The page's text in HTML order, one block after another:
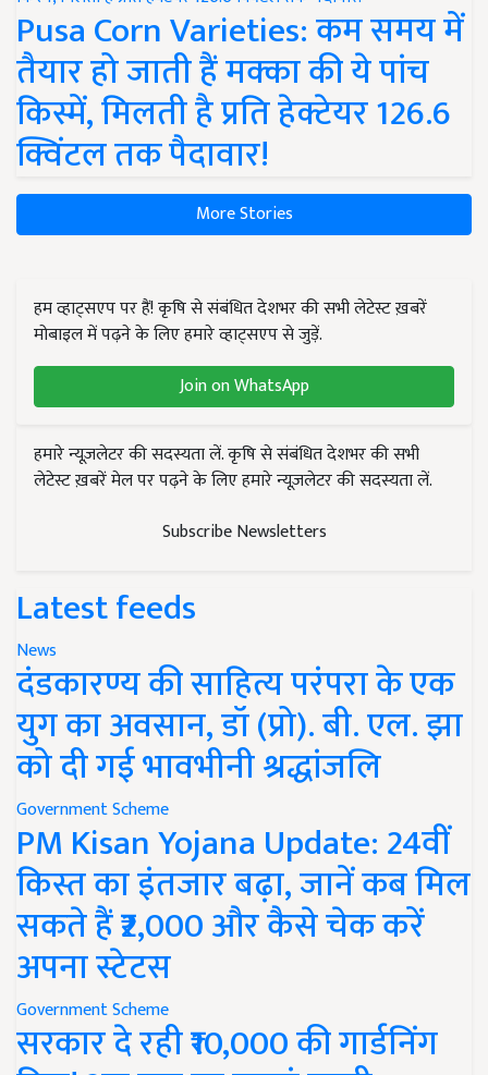
Pusa Corn Varieties: कम समय में
तैयार हो जाती हैं मक्का की ये पांच
किस्में, मिलती है प्रति हेक्टेयर 126.6
क्विंटल तक पैदावार!
More Stories
हम व्हाट्सएप पर हैं! कृषि से संबंधित देशभर की सभी लेटेस्ट ख़बरें
मोबाइल में पढ़ने के लिए हमारे व्हाट्सएप से जुड़ें.
Join on WhatsApp
हमारे न्यूज़लेटर की सदस्यता लें. कृषि से संबंधित देशभर की सभी
लेटेस्ट ख़बरें मेल पर पढ़ने के लिए हमारे न्यूज़लेटर की सदस्यता लें.
Subscribe Newsletters
Latest feeds
News
दंडकारण्य की साहित्य परंपरा के एक
युग का अवसान, डॉ (प्रो). बी. एल. झा
को दी गई भावभीनी श्रद्धांजलि
Government Scheme
PM Kisan Yojana Update: 24वीं
किस्त का इंतजार बढ़ा, जानें कब मिल
सकते हैं ₹2,000 और कैसे चेक करें
अपना स्टेटस
Government Scheme
सरकार दे रही ₹10,000 की गार्डनिंग